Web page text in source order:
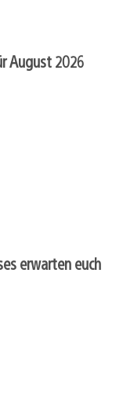
August 2026
erwarten euch